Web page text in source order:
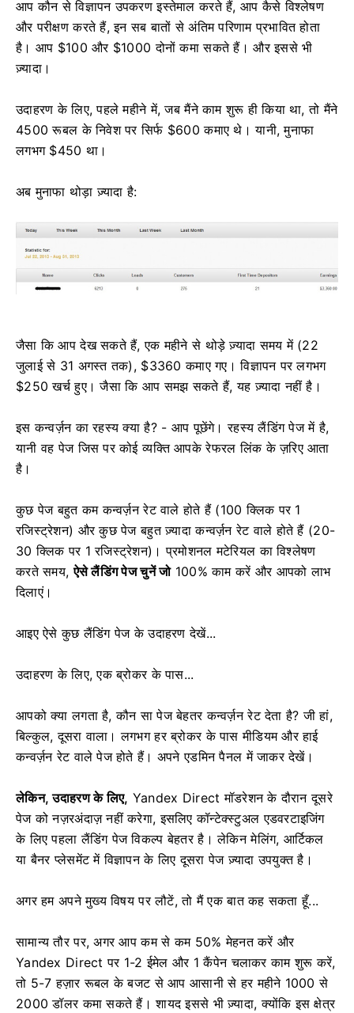
आप कौन से विज्ञापन उपकरण इस्तेमाल करते हैं, आप कैसे विश्लेषण
और परीक्षण करते हैं, इन सब बातों से अंतिम परिणाम प्रभावित होता
है। आप $100 और $1000 दोनों कमा सकते हैं। और इससे भी
ज़्यादा।
उदाहरण के लिए, पहले महीने में, जब मैंने काम शुरू ही किया था, तो मैंने
4500 रूबल के निवेश पर सिर्फ $600 कमाए थे। यानी, मुनाफा
लगभग $450 था।
अब मुनाफा थोड़ा ज़्यादा है:
जैसा कि आप देख सकते हैं, एक महीने से थोड़े ज़्यादा समय में (22
जुलाई से 31 अगस्त तक), $3360 कमाए गए। विज्ञापन पर लगभग
$250 खर्च हुए। जैसा कि आप समझ सकते हैं, यह ज़्यादा नहीं है।
इस कन्वर्ज़न का रहस्य क्या है? - आप पूछेंगे। रहस्य लैंडिंग पेज में है,
यानी वह पेज जिस पर कोई व्यक्ति आपके रेफरल लिंक के ज़रिए आता
है।
कुछ पेज बहुत कम कन्वर्ज़न रेट वाले होते हैं (100 क्लिक पर 1
रजिस्ट्रेशन) और कुछ पेज बहुत ज़्यादा कन्वर्ज़न रेट वाले होते हैं (20-
30 क्लिक पर 1 रजिस्ट्रेशन)। प्रमोशनल मटेरियल का विश्लेषण
करते समय,ऐसे लैंडिंग पेज चुनें जो100% काम करें और आपको लाभ
दिलाएं।
आइए ऐसे कुछ लैंडिंग पेज के उदाहरण देखें...
उदाहरण के लिए, एक ब्रोकर के पास...
आपको क्या लगता है, कौन सा पेज बेहतर कन्वर्ज़न रेट देता है? जी हां,
बिल्कुल, दूसरा वाला। लगभग हर ब्रोकर के पास मीडियम और हाई
कन्वर्ज़न रेट वाले पेज होते हैं। अपने एडमिन पैनल में जाकर देखें।
लेकिन, उदाहरण के लिए, Yandex Direct मॉडरेशन के दौरान दूसरे
पेज को नज़रअंदाज़ नहीं करेगा, इसलिए कॉन्टेक्स्टुअल एडवरटाइजिंग
के लिए पहला लैंडिंग पेज विकल्प बेहतर है। लेकिन मेलिंग, आर्टिकल
या बैनर प्लेसमेंट में विज्ञापन के लिए दूसरा पेज ज़्यादा उपयुक्त है।
अगर हम अपने मुख्य विषय पर लौटें, तो मैं एक बात कह सकता हूँ...
सामान्य तौर पर, अगर आप कम से कम 50% मेहनत करें और
Yandex Direct पर 1-2 ईमेल और 1 कैंपेन चलाकर काम शुरू करें,
तो 5-7 हज़ार रूबल के बजट से आप आसानी से हर महीने 1000 से
2000 डॉलर कमा सकते हैं। शायद इससे भी ज़्यादा, क्योंकि इस क्षेत्र